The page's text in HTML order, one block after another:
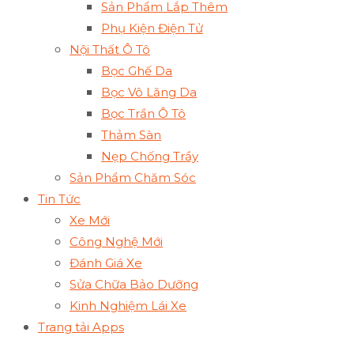
Sản Phẩm Lắp Thêm
Phụ Kiện Điện Tử
Nội Thất Ô Tô
Bọc Ghế Da
Bọc Vô Lăng Da
Bọc Trần Ô Tô
Thảm Sàn
Nẹp Chống Trầy
Sản Phẩm Chăm Sóc
Tin Tức
Xe Mới
Công Nghệ Mới
Đánh Giá Xe
Sửa Chữa Bảo Dưỡng
Kinh Nghiệm Lái Xe
Trang tải Apps